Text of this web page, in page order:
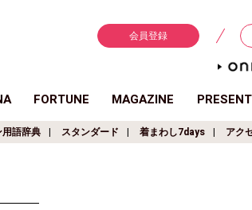
会員登録
FORTUNE MAGAZINE
語辞典 スタンダード 着まわし7days アク